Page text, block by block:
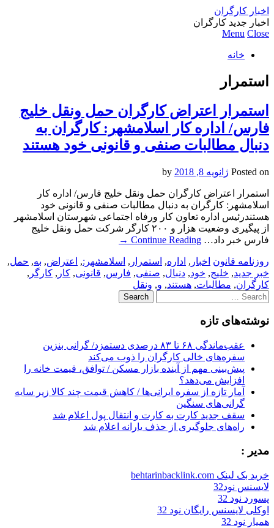
اخبار کارگران
اخبار جدید کارگران
Menu Close
خانه
استمرار
استمرار اعتراض کارگران حمل ونقل خلیج
فارس/ اداره کار اسلامشهر: کارگران به
دنبال مطالبات صنفی و قانونی خود هستند
Posted on ژانویه 8, 2018
استمرار اعتراض کارگران حمل ونقل خلیج فارس/ اداره کار
اسلامشهر: کارگران به دنبال مطالبات صنفی و قانونی خود
هستندرئیس اداره تعاون کار ورفاه اجتماعی شهرستان اسلامشهر
از پیگیری وضعیت هزار و ۲۰۰ کارگر شرکت حمل ونقل خلیج
فارس خبر داد… Continue Reading
→
روزنامه قانون اخبار , اداره, استمرار , اسلامشهر:, اعتراض, به, حمل,
خبر جدید, خلیج, خود, دنبال, صنفی, فارس, قانونی, کار , کارگر ,
کارگران, مطالبات, هستند, و, ونقل
Search
for:
نوشته‌های تازه
عقب‌ماندگی ۶۸ تا ۸۳ درصدی دستمزد/ گرانی بنزین
سفره‌های خالی کارگران را ذوب می‌کند
پیش‌بینی مهم از آینده بازار مسکن / توافق، قیمت خانه را
افزایش می‌دهد؟
آمار تازه از سفره ایرانی‌ها / کاهش قیمت چند کالا زیر سایه
گرانی‌های سنگین
سقف جدید کارت به کارت و انتقال پول اعلام شد
راه‌های جلوگیری از حذف یارانه اعلام شد
مدیر :
خرید بک لینک behtarinbacklink.com
لایسنس نود32
پسورد نود 32
اوکلی لایسنس رایگان نود 32
همیار نود 32